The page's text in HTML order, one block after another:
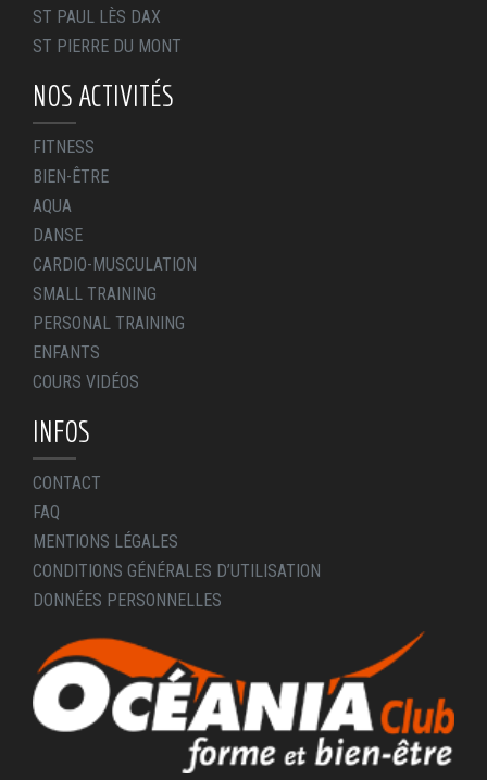
ST PAUL LÈS DAX
ST PIERRE DU MONT
NOS ACTIVITÉS
FITNESS
BIEN-ÊTRE
AQUA
DANSE
CARDIO-MUSCULATION
SMALL TRAINING
PERSONAL TRAINING
ENFANTS
COURS VIDÉOS
INFOS
CONTACT
FAQ
MENTIONS LÉGALES
CONDITIONS GÉNÉRALES D’UTILISATION
DONNÉES PERSONNELLES